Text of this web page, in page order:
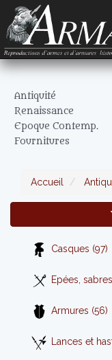
Antiquité
Renaissance
Epoque Contemp.
Fournitures
Accueil
Casques (97)
Epées,
Armures (56)
Lances et